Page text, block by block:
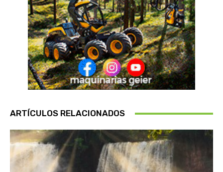
ARTÍCULOS RELACIONADOS